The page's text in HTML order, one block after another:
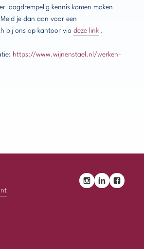
laagdrempelig kennis komen maken
je dan aan voor een
bij ons op kantoor via deze link.
https://www.wijnenstael.nl/werken-